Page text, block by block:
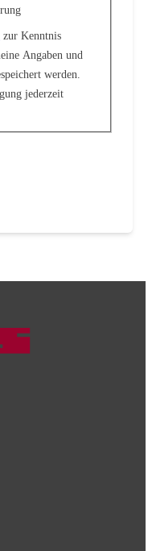
zur Kenntnis
Angaben und
werden.
jederzeit